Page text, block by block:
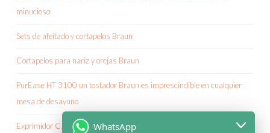
minucioso
Sets de afeitado y cortapelos Braun
Cortapelos para nariz y orejas Braun
PurEase HT 3100 un tostador Braun es imprescindible en cualquier
mesa de desayuno
Exprimidor CJ 3050 Braun electrodomésticos y mejorados
WhatsApp